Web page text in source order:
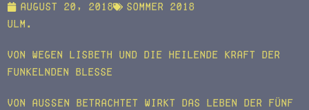
August 20, 2018
Sommer 2018
Ulm.
Von Wegen Lisbeth und die heilende Kraft der
funkelnden Blesse
Von außen betrachtet wirkt das Leben der fünf